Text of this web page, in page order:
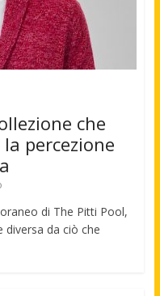
che
percezione
di The Pitti Pool,
diversa da ciò che